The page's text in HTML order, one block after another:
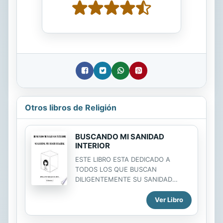
Otros libros de Religión
BUSCANDO MI SANIDAD
INTERIOR
ESTE LIBRO ESTA DEDICADO A
TODOS LOS QUE BUSCAN
DILIGENTEMENTE SU SANIDAD
EL HIJO Y CON LA AYUDA DEL
ESP�RITU SANTO EL CONSOLADOR.
Ver Libro